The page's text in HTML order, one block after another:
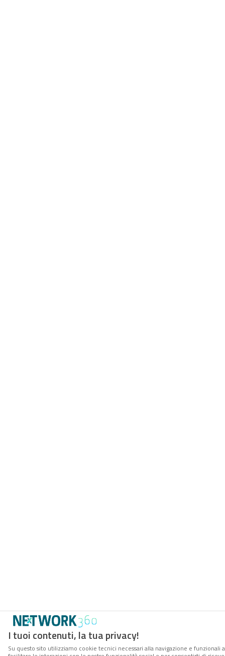
I tuoi contenuti, la tua privacy!
Su questo sito utilizziamo cookie tecnici necessari alla navigazione e